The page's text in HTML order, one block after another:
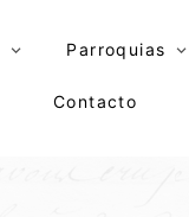
Parroquias
Contacto